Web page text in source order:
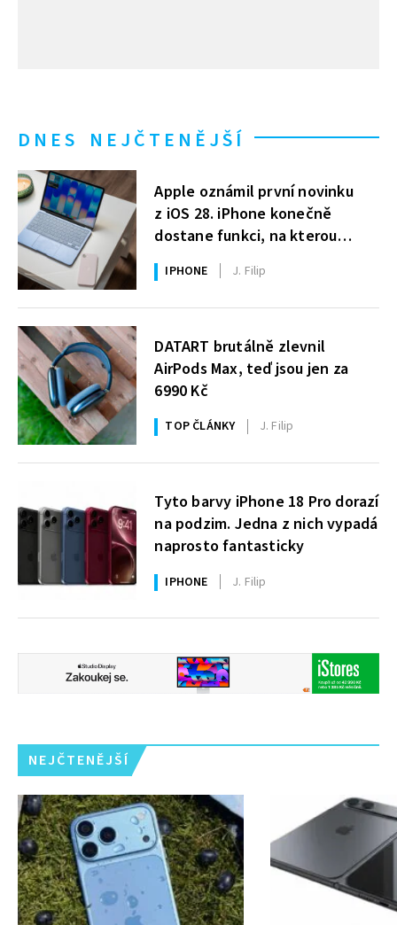
DNES NEJČTENĚJŠÍ
Apple oznámil první novinku
z iOS 28. iPhone konečně
dostane funkci, na kterou
uživatelé Windows čekají roky
IPHONE J. Filip
DATART brutálně zlevnil
AirPods Max, teď jsou jen za
6990 Kč
TOP ČLÁNKY J. Filip
Tyto barvy iPhone 18 Pro dorazí
na podzim. Jedna z nich vypadá
naprosto fantasticky
IPHONE J. Filip
NEJČTENĚJŠÍ